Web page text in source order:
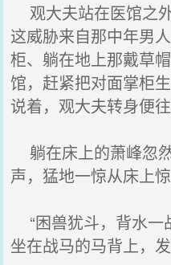
观大夫站在医馆之
这威胁来自那中年男
柜、躺在地上那戴草
馆，赶紧把对面掌柜
说着，观大夫转身便往
躺在床上的萧峰忽
声，猛地一惊从床上惊
“困兽犹斗，背水一
坐在战马的马背上，